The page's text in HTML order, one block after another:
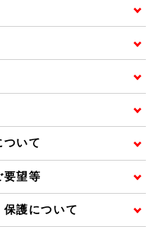
ついて
要望等
護について